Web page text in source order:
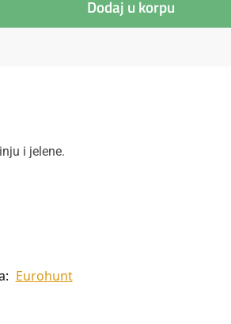
Dodaj u korpu
i jelene.
Eurohunt